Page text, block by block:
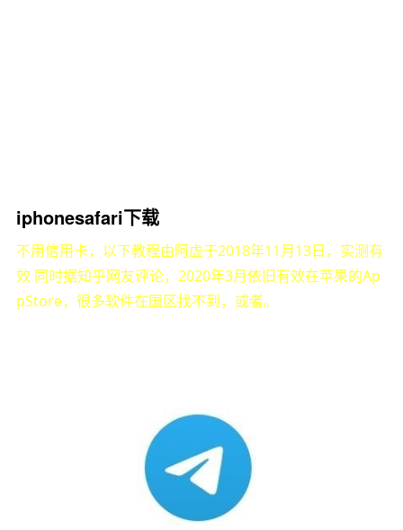
iphonesafari下载
不用信用卡，以下教程由阿虚于2018年11月13日，实测有
效 同时据知乎网友评论，2020年3月依旧有效在苹果的Ap
pStore，很多软件在国区找不到，或者。